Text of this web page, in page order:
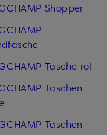
Shopper
Tasche rot
Taschen
Taschen